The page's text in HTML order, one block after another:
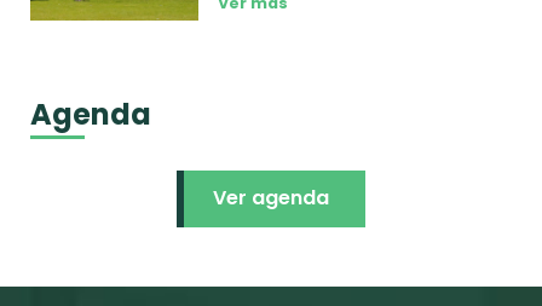
Agenda
Ver agenda